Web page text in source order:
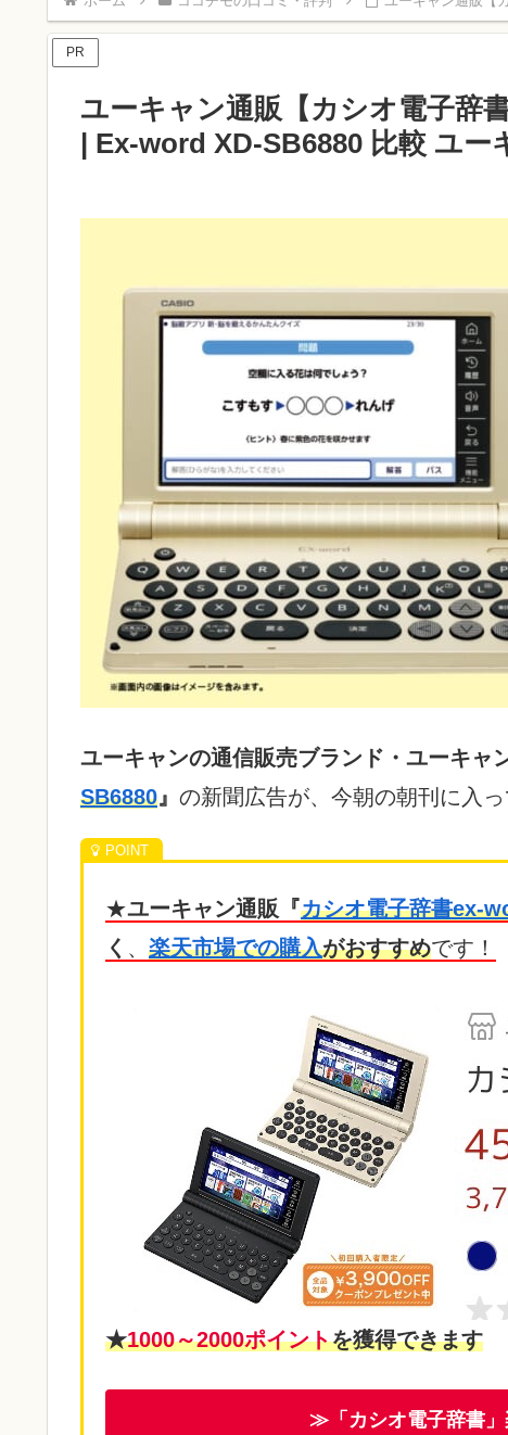
PR
ユーキャン通販【カシオ電子辞
| Ex-word XD-SB6880 比較 ユー
ユーキャンの通信販売ブランド・ユーキャ
SB6880』 の新聞広告が、今朝の朝刊に入っ
★ユーキャン通販『カシオ電子辞書ex-
く 、 楽天市場での購入がおすすめです！
★1000～2000ポイントを獲得できます
≫「カシオ電子辞書」